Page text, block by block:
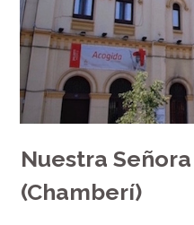
Nuestra
(Chamberí)